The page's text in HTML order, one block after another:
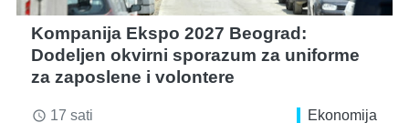
Kompanija Ekspo 2027 Beograd:
Dodeljen okvirni sporazum za uniforme
za zaposlene i volontere
access_time 17 sati Ekonomija